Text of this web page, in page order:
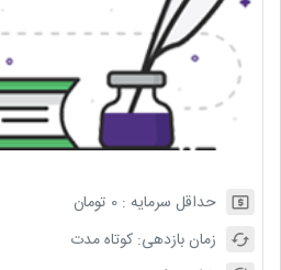
حداقل سرمایه :0 تومان
زمان بازدهی:کوتاه مدت